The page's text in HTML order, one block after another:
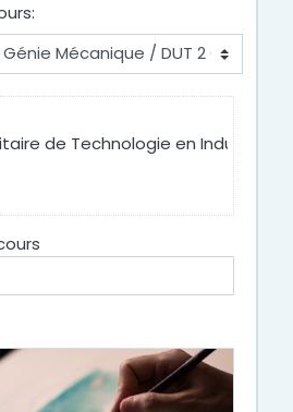
de Technologie en Industrie